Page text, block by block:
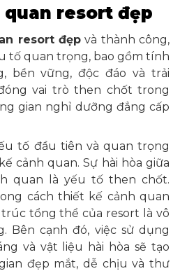
resort đẹp
resort đẹp và thành công,
tố quan trọng, bao gồm tính
bền vững, độc đáo và trải
vai trò then chốt trong
gian nghỉ dưỡng đẳng cấp
tố đầu tiên và quan trọng
cảnh quan. Sự hài hòa giữa
quan là yếu tố then chốt.
cách thiết kế cảnh quan
tổng thể của resort là vô
Bên cạnh đó, việc sử dụng
và vật liệu hài hòa sẽ tạo
đẹp mắt, dễ chịu và thư